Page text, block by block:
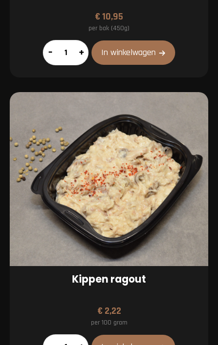
€10,95
per bak (450g)
Hachee
aantal
– + In winkelwagen
Kippen ragout
€ 2,22
per 100 gram
Kippen